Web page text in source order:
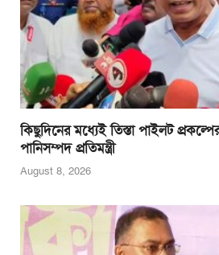
কিছুদিনের মধ্যেই তিস্তা পাইলট
পানিসম্পদ প্রতিমন্ত্রী
August 8, 2026